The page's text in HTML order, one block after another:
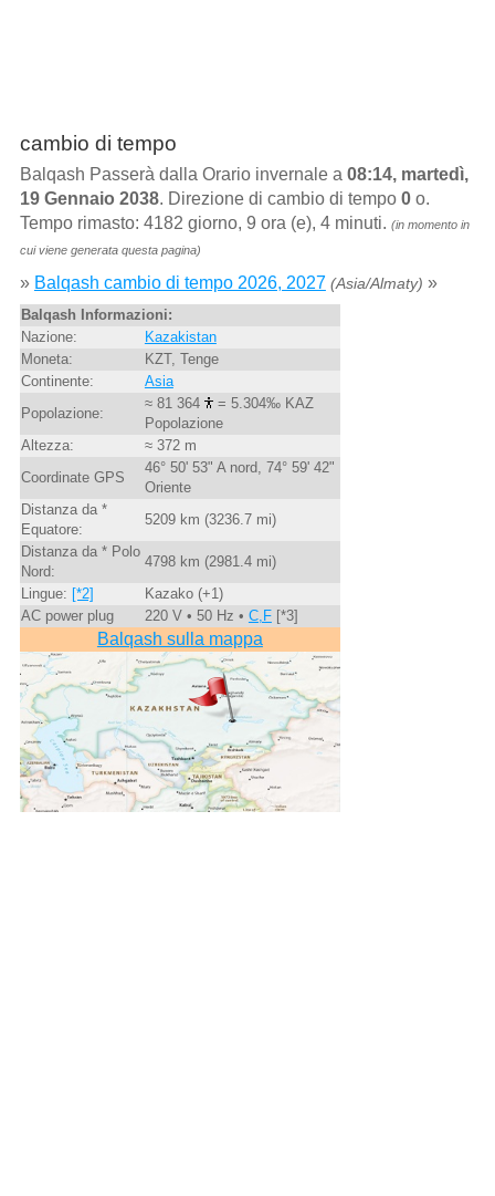
cambio di tempo
Balqash Passerà dalla Orario invernale a 08:14, martedì,
19 Gennaio 2038. Direzione di cambio di tempo 0o.
Tempo rimasto: 4182 giorno, 9 ora (e), 4 minuti. (in momento in
cui viene generata questa pagina)
» Balqash cambio di tempo 2026, 2027 (Asia/Almaty) »
Balqash Informazioni:
Nazione:
Kazakistan
Moneta:
KZT, Tenge
Continente:
Asia
Popolazione:
≈ 81 364
= 5.304‰ KAZ
Popolazione
Altezza:
≈ 372 m
Coordinate GPS
46° 50' 53" A nord, 74° 59' 42"
Oriente
Distanza da *
Equatore:
5209 km (3236.7 mi)
Distanza da * Polo
Nord:
4798 km (2981.4 mi)
Lingue: [*2]
Kazako (+1)
AC power plug
220 V • 50 Hz • C,F[*3]
Balqash sulla mappa